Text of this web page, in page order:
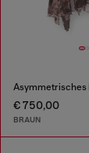
€ 750,00
BRAUN